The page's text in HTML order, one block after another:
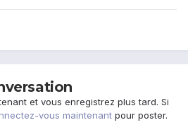
et vous enregistrez plus tard. Si
vous maintenant pour poster.